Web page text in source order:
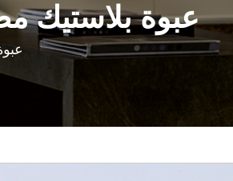
عبوة بلاستيك